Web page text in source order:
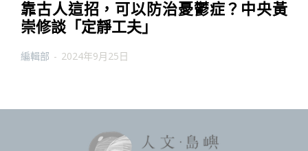
靠古人這招，可以防治憂鬱症？中央黃
崇修談「定靜工夫」
編輯部 - 2024年9月25日